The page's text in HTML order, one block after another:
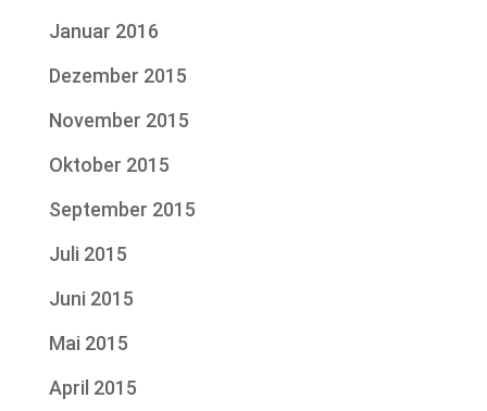
Januar 2016
Dezember 2015
November 2015
Oktober 2015
September 2015
Juli 2015
Juni 2015
Mai 2015
April 2015